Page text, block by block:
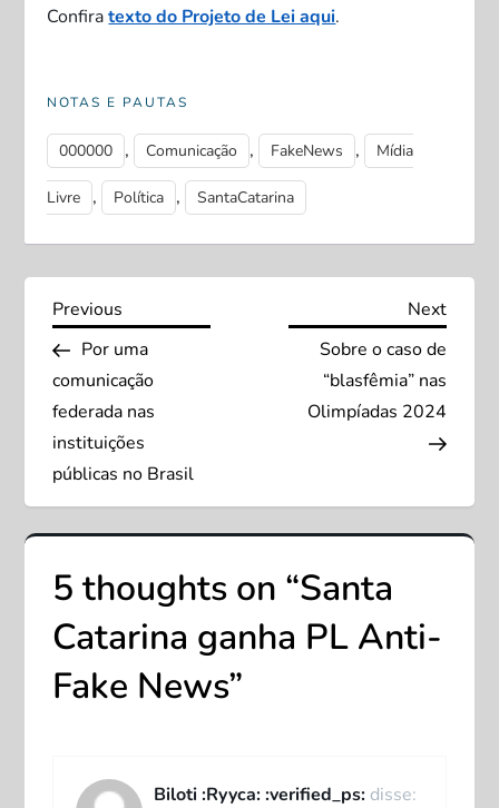
Confiratexto do Projeto de Lei aqui.
NOTAS E PAUTAS
000000 , Comunicação , FakeNews , Mídia
Livre , Política , SantaCatarina
N
a
v
e
g
a
ç
ã
Previous
Post
Previous
Por uma
comunicação
federada nas
instituições
públicas no Brasil
Next
Next
Sobre o caso de
“blasfêmia” nas
Olimpíadas 2024
5 thoughts on “Santa
Catarina ganha PL Anti-
Fake News”
Biloti :Ryyca: :verified_ps: disse: